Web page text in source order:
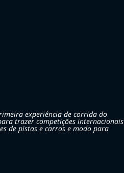
experiência de corrida do
trazer competições internacionais
de pistas e carros e modo para